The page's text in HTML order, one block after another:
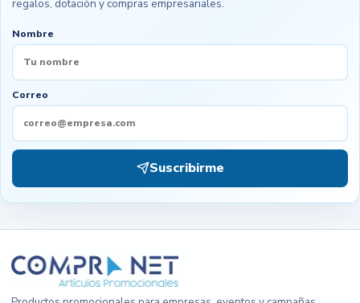
regalos, dotación y compras empresariales.
Nombre
Correo
Suscribirme